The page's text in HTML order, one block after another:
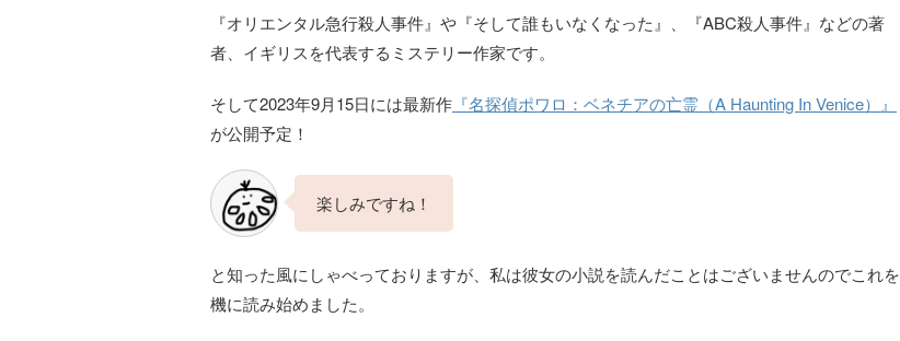
『オリエンタル急行殺人事件』や『そして誰もいなくなった』、『ABC殺人事件』などの著
者、イギリスを代表するミステリー作家です。
そして2023年9月15日には最新作 『名探偵ポワロ：ベネチアの亡霊（A Haunting In Venice）』
が公開予定！
楽しみですね！
と知った風にしゃべっておりますが、私は彼女の小説を読んだことはございませんのでこれを
機に読み始めました。